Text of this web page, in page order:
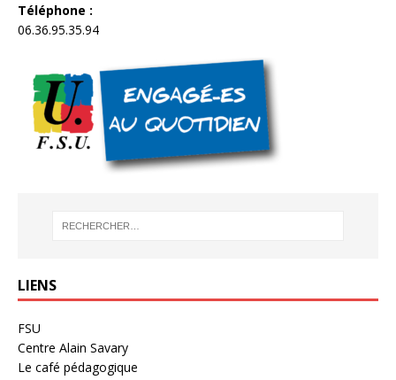
Téléphone :
06.36.95.35.94
LIENS
FSU
Centre Alain Savary
Le café pédagogique